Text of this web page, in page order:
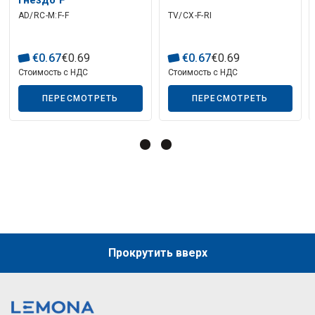
Описание искусственного интеллекта
Описание искусственного интеллекта
AD/RC-M:F-F
€0.67€0.69
Стоимость с НДС
ПЕРЕСМОТРЕТЬ
TV/CX-F-RI
€0.67€0.69
Стоимость с НДС
ПЕРЕСМОТРЕТЬ
Прокрутить вверх